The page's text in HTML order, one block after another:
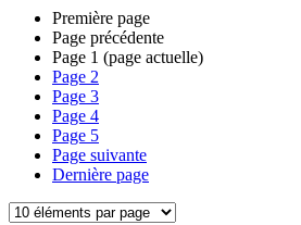
Première page
Page précédente
Page 1 (page actuelle)
Page 2
Page 3
Page 4
Page 5
Page suivante
Dernière page